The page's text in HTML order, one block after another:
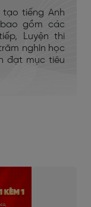
tiếng Anh
gồm các
Luyện thi
nghìn học
đạt mục tiêu